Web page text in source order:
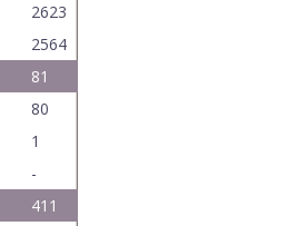
2623
2564
81
80
1
-
411